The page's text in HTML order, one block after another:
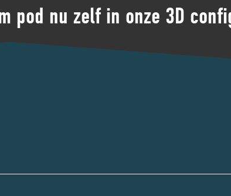
pod nu zelf in onze 3D